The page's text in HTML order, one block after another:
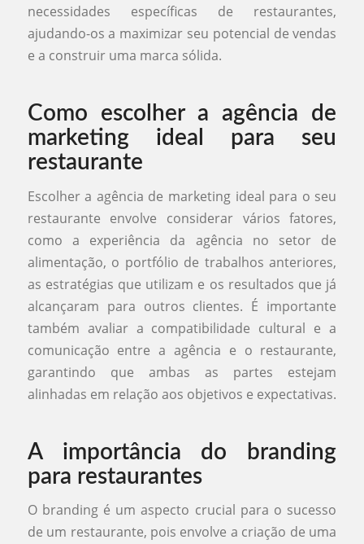
necessidades específicas de restaurantes,
ajudando-os a maximizar seu potencial de vendas
e a construir uma marca sólida.
Como escolher a agência de
marketing ideal para seu
restaurante
Escolher a agência de marketing ideal para o seu
restaurante envolve considerar vários fatores,
como a experiência da agência no setor de
alimentação, o portfólio de trabalhos anteriores,
as estratégias que utilizam e os resultados que já
alcançaram para outros clientes. É importante
também avaliar a compatibilidade cultural e a
comunicação entre a agência e o restaurante,
garantindo que ambas as partes estejam
alinhadas em relação aos objetivos e expectativas.
A importância do branding
para restaurantes
O branding é um aspecto crucial para o sucesso
de um restaurante, pois envolve a criação de uma